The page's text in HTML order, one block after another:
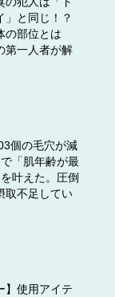
」と同じ！？
の部位とは
第一人者が解
個の毛穴が減
「肌年齢が最
叶えた。圧倒
取不足してい
】使用アイテ